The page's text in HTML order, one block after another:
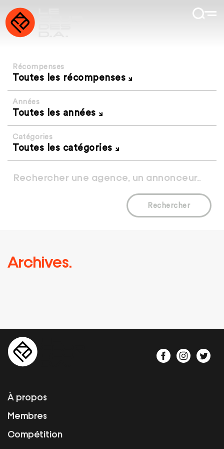
Récompenses
Toutes les récompenses
Années
Toutes les années
Catégories
Toutes les catégories
Rechercher
Archives.
À propos
Membres
Compétition